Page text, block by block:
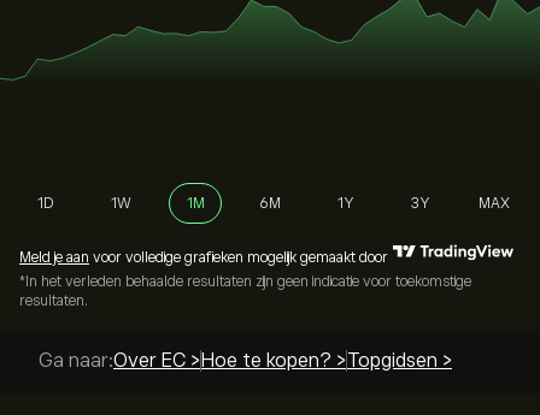
1D 1W 1M 6M 1Y 3Y MAX
Meld je aan voor volledige grafieken mogelijk gemaakt door
*In het verleden behaalde resultaten zijn geen indicatie voor toekomstige
resultaten.
Ga naar:Over EC > Hoe te kopen? >Topgidsen >